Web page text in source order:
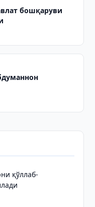
бошқаруви
қўллаб-